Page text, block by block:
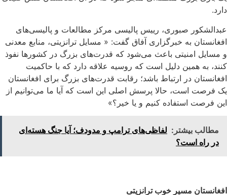
دارد.
عبدالشکور صبوری، رییس پالیسی مرکز مطالعات و پالیسی‌های
افغانستان به خبرگزاری آفاق گفت: « مسایل ترانزیتی، منابع معدنی
و مسایل امنیتی باعث می‌شود که قدرت‌های بزرگ در کشورها نفوذ
کنند، به همین دلیل است که روسیه علاقه دارد که با حاکمیت
افغانستان در ارتباط باشد؛ رقابت قدرت‌های بزرگ برای افغانستان
یک فرصت است، حالا پرسش اصلی این است که آیا ما می‌توانیم از
این فرصت استفاده کنیم و یا خیر؟»
مطالب بیشتر: لفاظی‌های ترامپ و مدودف؛ آیا جنگ هسته‌ای
در راه است؟
افغانستان مسیر خوب ترانزیتی